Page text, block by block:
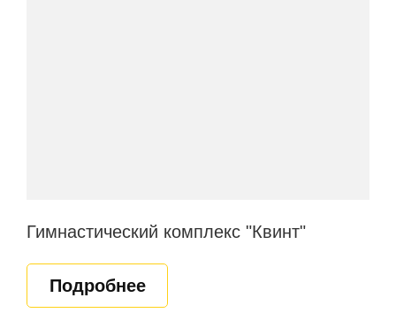
Гимнастический комплекс "Квинт"
Подробнее